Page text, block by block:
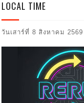
LOCAL TIME
วันเสาร์ที่ 8 สิงหาคม 2569